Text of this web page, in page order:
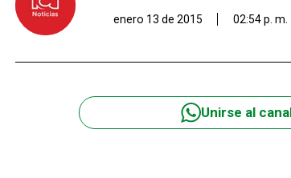
enero 13 de 2015 02:54 p. m.
Unirse al